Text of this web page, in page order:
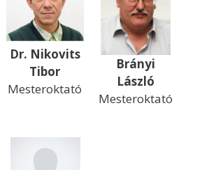
Dr. Nikovits
Tibor
Mesteroktató
Brányi
László
Mesteroktató